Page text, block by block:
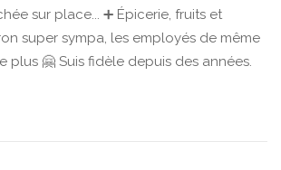
sur place... ➕ Épicerie, fruits et
super sympa, les employés de même
plus 🤗 Suis fidèle depuis des années.